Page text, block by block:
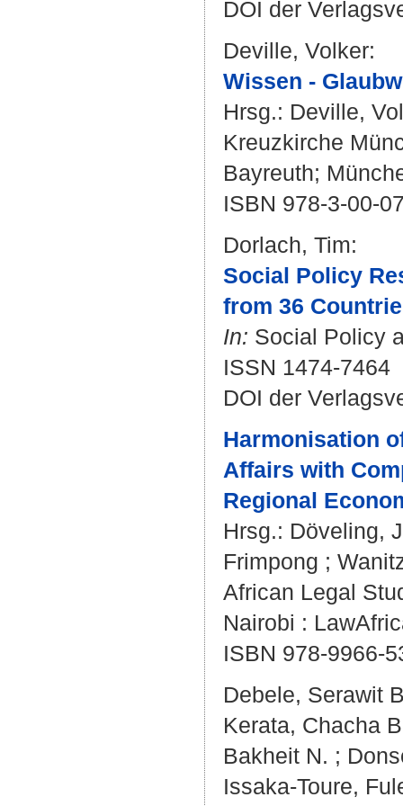
DOI der
Deville, Volker:
Wissen -
Hrsg.: Deville,
Kreuzkirche
Bayreuth;
ISBN 978-3-00-
Dorlach, Tim:
Social Policy
from 36
In: Social Policy
ISSN 1474-7464
DOI der
Harmonisation
Affairs with
Regional
Hrsg.: Döveling,
Frimpong ;
African Legal
Nairobi :
ISBN 978-9966-
Debele, Serawit
Kerata, Chacha
Bakheit N. ;
Issaka-Toure,